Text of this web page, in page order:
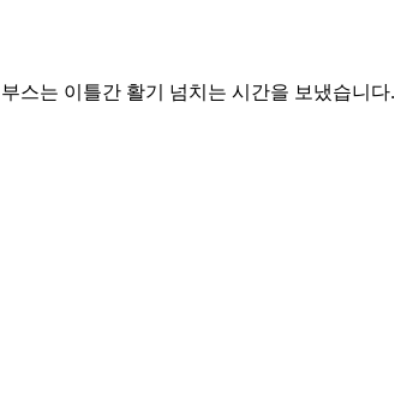
스는 이틀간 활기 넘치는 시간을 보냈습니다.